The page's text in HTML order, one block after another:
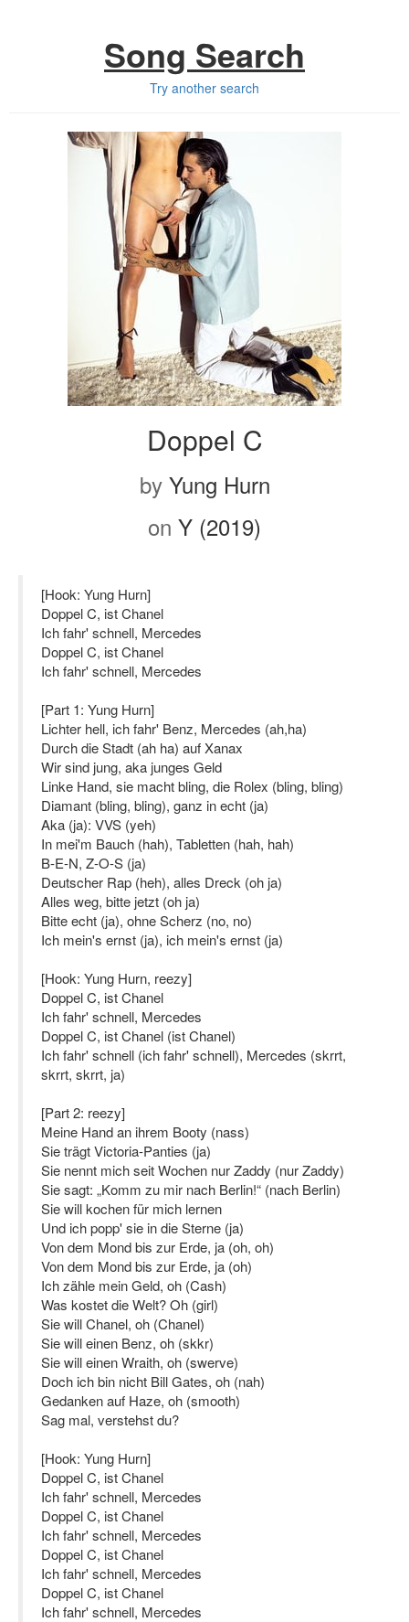
Song Search
Try another search
Doppel C
by Yung Hurn
on Y (2019)
[Hook: Yung Hurn]
Doppel C, ist Chanel
Ich fahr' schnell, Mercedes
Doppel C, ist Chanel
Ich fahr' schnell, Mercedes
[Part 1: Yung Hurn]
Lichter hell, ich fahr' Benz, Mercedes (ah,ha)
Durch die Stadt (ah ha) auf Xanax
Wir sind jung, aka junges Geld
Linke Hand, sie macht bling, die Rolex (bling, bling)
Diamant (bling, bling), ganz in echt (ja)
Aka (ja): VVS (yeh)
In mei'm Bauch (hah), Tabletten (hah, hah)
B-E-N, Z-O-S (ja)
Deutscher Rap (heh), alles Dreck (oh ja)
Alles weg, bitte jetzt (oh ja)
Bitte echt (ja), ohne Scherz (no, no)
Ich mein's ernst (ja), ich mein's ernst (ja)
[Hook: Yung Hurn, reezy]
Doppel C, ist Chanel
Ich fahr' schnell, Mercedes
Doppel C, ist Chanel (ist Chanel)
Ich fahr' schnell (ich fahr' schnell), Mercedes (skrrt,
skrrt, skrrt, ja)
[Part 2: reezy]
Meine Hand an ihrem Booty (nass)
Sie trägt Victoria-Panties (ja)
Sie nennt mich seit Wochen nur Zaddy (nur Zaddy)
Sie sagt: „Komm zu mir nach Berlin!“ (nach Berlin)
Sie will kochen für mich lernen
Und ich popp' sie in die Sterne (ja)
Von dem Mond bis zur Erde, ja (oh, oh)
Von dem Mond bis zur Erde, ja (oh)
Ich zähle mein Geld, oh (Cash)
Was kostet die Welt? Oh (girl)
Sie will Chanel, oh (Chanel)
Sie will einen Benz, oh (skkr)
Sie will einen Wraith, oh (swerve)
Doch ich bin nicht Bill Gates, oh (nah)
Gedanken auf Haze, oh (smooth)
Sag mal, verstehst du?
[Hook: Yung Hurn]
Doppel C, ist Chanel
Ich fahr' schnell, Mercedes
Doppel C, ist Chanel
Ich fahr' schnell, Mercedes
Doppel C, ist Chanel
Ich fahr' schnell, Mercedes
Doppel C, ist Chanel
Ich fahr' schnell, Mercedes